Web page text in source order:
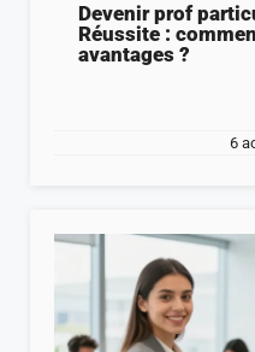
Devenir prof
Réussite :
avantages ?
6